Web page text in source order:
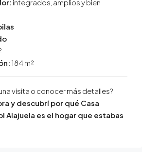
integrados, amplios y bien
184 m²
visita o conocer más detalles?
y descubrí por qué Casa
Alajuela es el hogar que estabas